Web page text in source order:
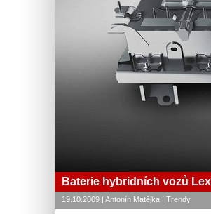
Baterie hybridních vozů
19.10.2009 | Antonín Matějka | Trendy